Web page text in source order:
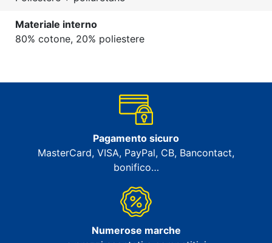
Materiale interno
80% cotone, 20% poliestere
Pagamento sicuro
MasterCard, VISA, PayPal, CB, Bancontact,
bonifico…
Numerose marche